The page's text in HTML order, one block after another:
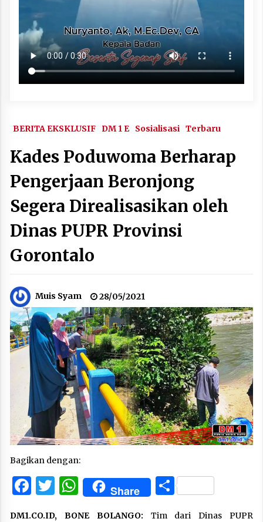
BERITA EKSKLUSIF DM 1 E Sosialisasi Terbaru
Kades Poduwoma Berharap
Pengerjaan Beronjong
Segera Direalisasikan oleh
Dinas PUPR Provinsi
Gorontalo
Muis Syam 28/05/2021
Bagikan dengan:
Facebook
Twitter
WhatsApp
Share Share
DM1.CO.ID, BONE BOLANGO: Tim dari Dinas PUPR